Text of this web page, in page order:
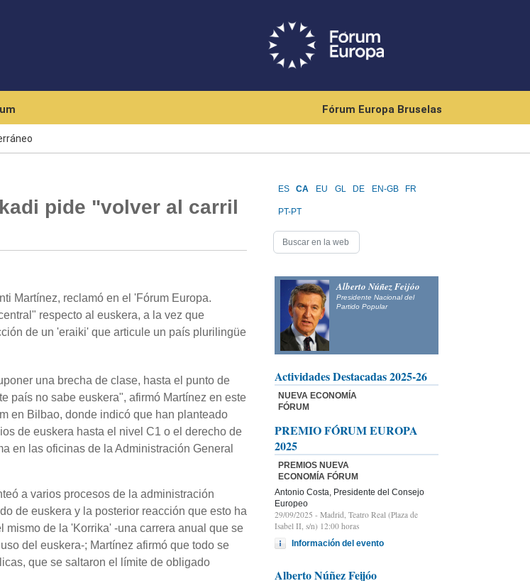
Fórum Europa Bruselas
pide "volver al carril
Martínez, reclamó en el 'Fórum Europa.
respecto al euskera, a la vez que
de un 'eraiki' que articule un país plurilingüe
una brecha de clase, hasta el punto de
país no sabe euskera", afirmó Martínez en este
en Bilbao, donde indicó que han planteado
de euskera hasta el nivel C1 o el derecho de
en las oficinas de la Administración General
a varios procesos de la administración
de euskera y la posterior reacción que esto ha
de la 'Korrika' -una carrera anual que se
del euskera-; Martínez afirmó que todo se
que se saltaron el límite de obligado
ES CA EU GL DE EN-GB FR
PT-PT
Alberto Núñez Feijóo
Presidente Nacional del
Partido Popular
Actividades Destacadas 2025-26
NUEVA ECONOMÍA
FÓRUM
PREMIO FÓRUM EUROPA
2025
PREMIOS NUEVA
ECONOMÍA FÓRUM
Antonio Costa, Presidente del Consejo
Europeo
29/09/2025 - Madrid, Teatro Real (Plaza de
Isabel II, s/n) 12:00 horas
Información del evento
Alberto Núñez Feijóo